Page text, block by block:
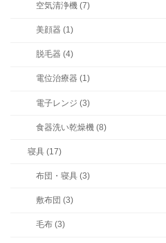
空気清浄機 (7)
美顔器 (1)
脱毛器 (4)
電位治療器 (1)
電子レンジ (3)
食器洗い乾燥機 (8)
寝具 (17)
布団・寝具 (3)
敷布団 (3)
毛布 (3)